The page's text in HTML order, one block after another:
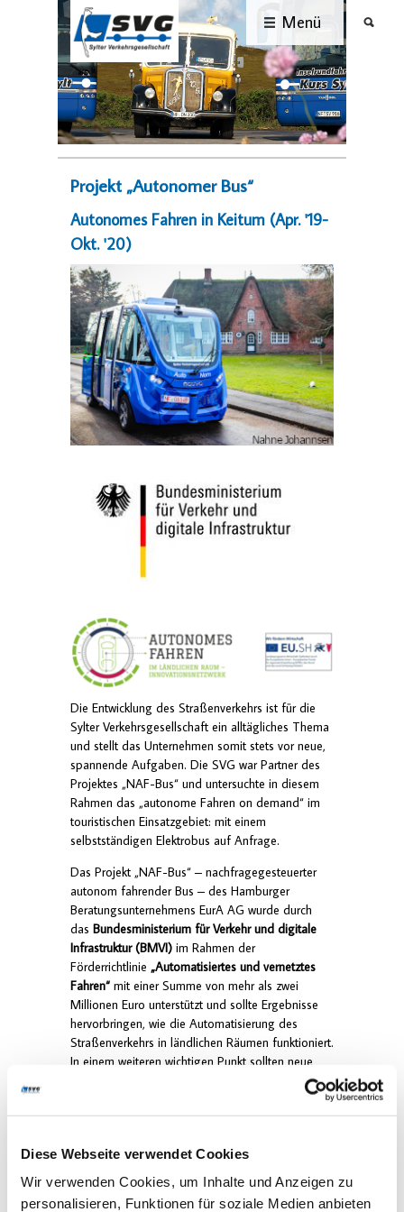
Diese Webseite verwendet Cookies
Wir verwenden Cookies, um Inhalte und Anzeigen zu
personalisieren, Funktionen für soziale Medien anbieten
Menü
Projekt „Autonomer Bus“
Autonomes Fahren in Keitum (Apr. '19-
Okt. '20)
Die Entwicklung des Straßenverkehrs ist für die
Sylter Verkehrsgesellschaft ein alltägliches Thema
und stellt das Unternehmen somit stets vor neue,
spannende Aufgaben. Die SVG war Partner des
Projektes „NAF-Bus“ und untersuchte in diesem
Rahmen das „autonome Fahren on demand“ im
touristischen Einsatzgebiet: mit einem
selbstständigen Elektrobus auf Anfrage.
Das Projekt „NAF-Bus“ – nachfragegesteuerter
autonom fahrender Bus – des Hamburger
Beratungsunternehmens EurA AG wurde durch
das Bundesministerium für Verkehr und digitale
Infrastruktur (BMVI) im Rahmen der
Förderrichtlinie „Automatisiertes und vernetztes
Fahren“ mit einer Summe von mehr als zwei
Millionen Euro unterstützt und sollte Ergebnisse
hervorbringen, wie die Automatisierung des
Straßenverkehrs in ländlichen Räumen funktioniert.
In einem weiteren wichtigen Punkt sollten neue
Ansätze für die individuelle und gesellschaftliche
Nutzen-Abwägungen stattfinden.
Auf dem GreenTEC-Campus in Enge-
Testszenarien stattgefunden, damit im Laufe des
Projektes weitere Tests auf den öffentlichen